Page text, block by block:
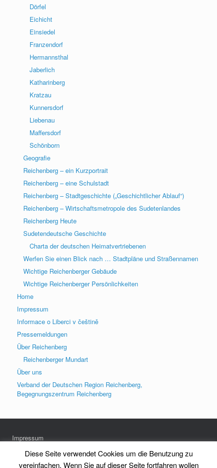
Dörfel
Eichicht
Einsiedel
Franzendorf
Hermannsthal
Jaberlich
Katharinberg
Kratzau
Kunnersdorf
Liebenau
Maffersdorf
Schönborn
Geografie
Reichenberg – ein Kurzportrait
Reichenberg – eine Schulstadt
Reichenberg – Stadtgeschichte („Geschichtlicher Ablauf“)
Reichenberg – Wirtschaftsmetropole des Sudetenlandes
Reichenberg Heute
Sudetendeutsche Geschichte
Charta der deutschen Heimatvertriebenen
Werfen Sie einen Blick nach … Stadtpläne und Straßennamen
Wichtige Reichenberger Gebäude
Wichtige Reichenberger Persönlichkeiten
Home
Impressum
Informace o Liberci v češtině
Pressemeldungen
Über Reichenberg
Reichenberger Mundart
Über uns
Verband der Deutschen Region Reichenberg,
Begegnungszentrum Reichenberg
Impressum
Datenschutz
Diese Seite verwendet Cookies um die Benutzung zu
vereinfachen. Wenn Sie auf dieser Seite fortfahren wollen